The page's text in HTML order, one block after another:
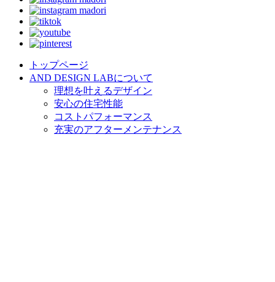
トップページ
AND DESIGN LABについて
理想を叶えるデザイン
安心の住宅性能
コストパフォーマンス
充実のアフターメンテナンス